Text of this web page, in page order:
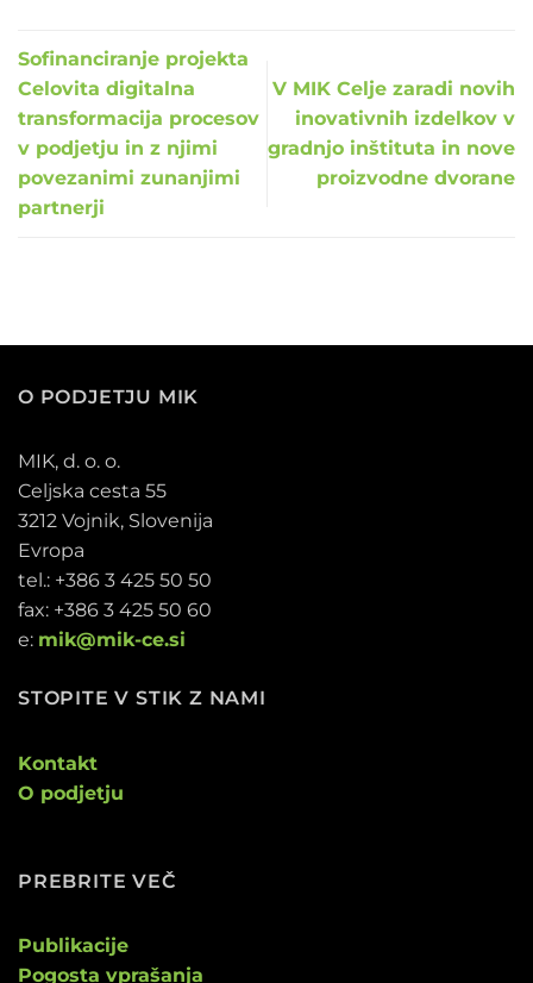
Sofinanciranje projekta
Celovita digitalna
transformacija procesov
v podjetju in z njimi
povezanimi zunanjimi
partnerji
V MIK Celje zaradi novih
inovativnih izdelkov v
gradnjo inštituta in nove
proizvodne dvorane
O PODJETJU MIK
MIK, d. o. o.
Celjska cesta 55
3212 Vojnik, Slovenija
Evropa
tel.: +386 3 425 50 50
fax: +386 3 425 50 60
e: mik@mik-ce.si
STOPITE V STIK Z NAMI
Kontakt
O podjetju
PREBRITE VEČ
Publikacije
Pogosta vprašanja